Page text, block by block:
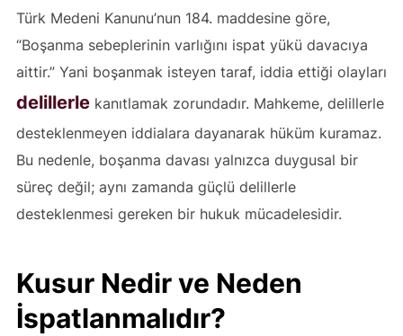
Türk Medeni Kanunu’nun 184. maddesine göre,
“Boşanma sebeplerinin varlığını ispat yükü davacıya
aittir.” Yani boşanmak isteyen taraf, iddia ettiği olayları
delillerle kanıtlamak zorundadır. Mahkeme, delillerle
desteklenmeyen iddialara dayanarak hüküm kuramaz.
Bu nedenle, boşanma davası yalnızca duygusal bir
süreç değil; aynı zamanda güçlü delillerle
desteklenmesi gereken bir hukuk mücadelesidir.
Kusur Nedir ve Neden
İspatlanmalıdır?